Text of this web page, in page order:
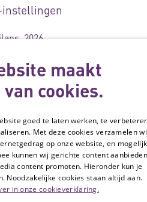
instellingen
2026
maakt
cookies.
goed te laten werken, te
Met deze cookies verzamelen
op onze website, en mogelijk
kunnen wij gerichte content
content promoten. Hieronder kun je
Noodzakelijke cookies staan altijd aan.
in onze cookieverklaring.